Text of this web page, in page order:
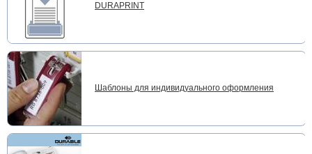
DURAPRINT
Шаблоны для индивидуального оформления